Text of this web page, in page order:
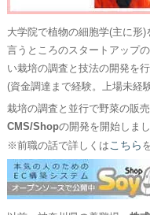
大学院で植物の細胞学(主に形
言うところのスタートアップ
い栽培の調査と技法の開発を行
(資金調達まで経験。上場未経
栽培の調査と並行で野菜の販
CMS/Shopの開発を開始しまし
※前職の話で詳しくはこちら